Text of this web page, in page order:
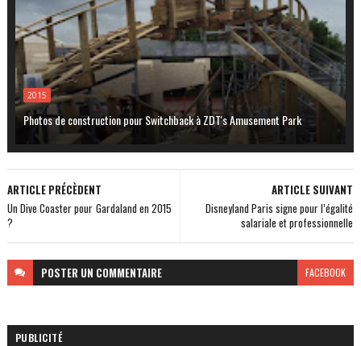
2015
Photos de construction pour Switchback à ZDT's Amusement Park
ARTICLE SUIVANT
Disneyland Paris signe pour l’égalité
salariale et professionnelle
ARTICLE PRÉCÈDENT
Un Dive Coaster pour Gardaland en 2015
?
POSTER UN COMMENTAIRE FACEBOOK
PUBLICITÉ